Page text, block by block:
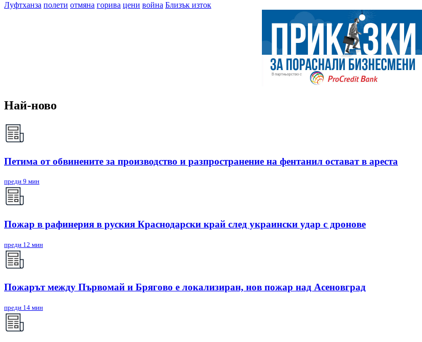
Луфтханза полети отмяна горива цени война Близък изток
Най-ново
Петима от обвинените за производство и разпространение на фентанил остават в ареста
преди 9 мин
Пожар в рафинерия в руския Краснодарски край след украински удар с дронове
преди 12 мин
Пожарът между Първомай и Брягово е локализиран, нов пожар над Асеновград
преди 14 мин